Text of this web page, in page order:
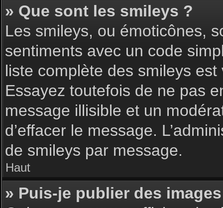
» Que sont les smileys ?
Les smileys, ou émoticônes,
sentiments avec un code
liste complète des smileys
Essayez toutefois de ne pas
message illisible et un
d’effacer le message.
de smileys par message.
Haut
» Puis-je publier des